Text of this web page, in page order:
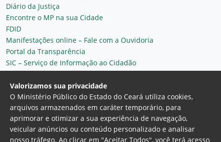
Diário da Justiça
Encontre o MP na sua Cidade
FDID
Manifestações online – Fale com a Ouvidoria
Portal da Transparência
SIC – Serviço de Informação ao Cidadão
Plantão MP do Ceará
Secretaria Geral
Valorizamos sua privacidade
O Ministério Público do Estado do Ceará utiliza cookies,
arquivos armazenados em caráter temporário, para
aprimorar e otimizar a sua experiência de navegação,
veicular anúncios ou conteúdo personalizado e analisar
nosso tráfego. Ao clicar em "Aceitar Todos", você terá acesso